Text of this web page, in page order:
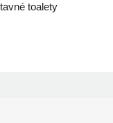
toalety